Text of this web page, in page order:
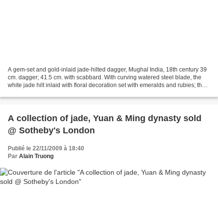
A gem-set and gold-inlaid jade-hilted dagger, Mughal India, 18th century 39
cm. dagger; 41.5 cm. with scabbard. With curving watered steel blade, the
white jade hilt inlaid with floral decoration set with emeralds and rubies; the
A collection of jade, Yuan & Ming dynasty sold
@ Sotheby's London
Publié le 22/11/2009 à 18:40
Par Alain Truong